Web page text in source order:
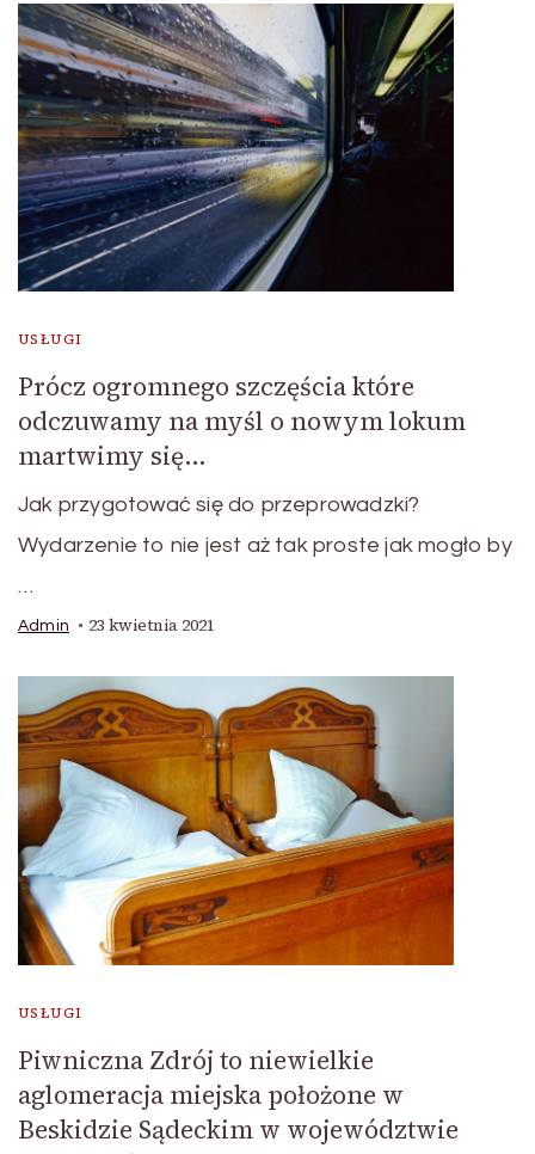
USŁUGI
Prócz ogromnego szczęścia które
odczuwamy na myśl o nowym lokum
martwimy się…
Jak przygotować się do przeprowadzki?
Wydarzenie to nie jest aż tak proste jak mogło by
…
Admin 23 kwietnia 2021
USŁUGI
Piwniczna Zdrój to niewielkie
aglomeracja miejska położone w
Beskidzie Sądeckim w województwie